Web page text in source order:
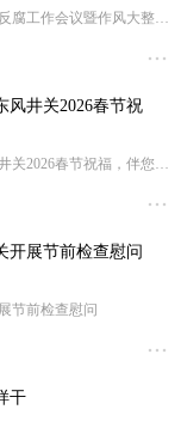
腐工作会议暨作风大整顿
风井关2026春节祝
关2026春节祝福，伴您耕
开展节前检查慰问
节前检查慰问
干